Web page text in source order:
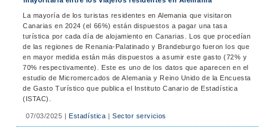
La mayoría de los turistas residentes en Alemania que visitaron
Canarias en 2024 (el 66%) están dispuestos a pagar una tasa
turística por cada día de alojamiento en Canarias. Los que procedían
de las regiones de Renania-Palatinado y Brandeburgo fueron los que
en mayor medida están más dispuestos a asumir este gasto (72% y
70% respectivamente). Este es uno de los datos que aparecen en el
estudio de Micromercados de Alemania y Reino Unido de la Encuesta
de Gasto Turístico que publica el Instituto Canario de Estadística
(ISTAC).
07/03/2025 |Estadística | Sector servicios